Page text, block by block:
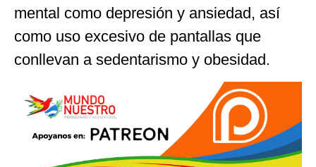
mental como depresión y ansiedad, así
como uso excesivo de pantallas que
conllevan a sedentarismo y obesidad.